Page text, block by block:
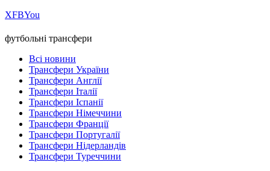
ХFBYou
футбольні трансфери
Всі новини
Трансфери України
Трансфери Англії
Трансфери Італії
Трансфери Іспанії
Трансфери Німеччини
Трансфери Франції
Трансфери Португалії
Трансфери Нідерландів
Трансфери Туреччини